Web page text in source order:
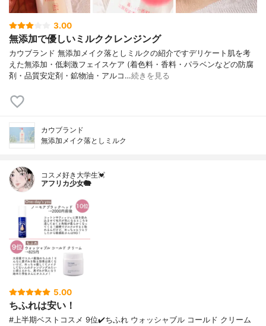
3.00
無添加で優しいミルククレンジング
カウブランド 無添加メイク落としミルクの紹介ですデリケート肌を考
えた無添加・低刺激フェイスケア (着色料・香料・パラベンなどの防腐
剤・品質安定剤・鉱物油・アルコ…続きを見る
カウブランド
無添加メイク落としミルク
コスメ好き大学生💓
アフリカ少女🐘
5.00
ちふれは安い！
#上半期ベストコスメ 9位✔️ちふれ ウォッシャブル コールド クリーム